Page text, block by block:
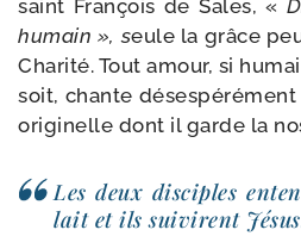
saint François de Sales, «
humain », seule la grâce
Charité. Tout amour, si
soit, chante
ori­gi­nelle dont il garde la
Les deux dis­ciples
lait et ils sui­virent